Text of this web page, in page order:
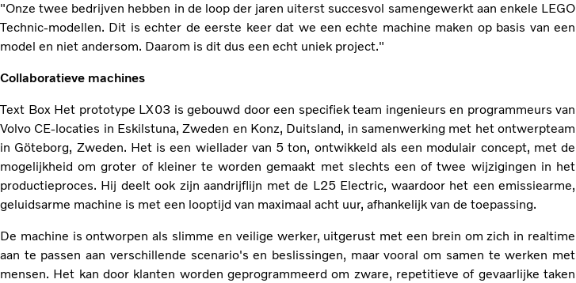
"Onze twee bedrijven hebben in de loop der jaren uiterst succesvol samengewerkt aan enkele LEGO
Technic-modellen. Dit is echter de eerste keer dat we een echte machine maken op basis van een
model en niet andersom. Daarom is dit dus een echt uniek project."
Collaboratieve machines
Text Box Het prototype LX03 is gebouwd door een specifiek team ingenieurs en programmeurs van
Volvo CE-locaties in Eskilstuna, Zweden en Konz, Duitsland, in samenwerking met het ontwerpteam
in Göteborg, Zweden. Het is een wiellader van 5 ton, ontwikkeld als een modulair concept, met de
mogelijkheid om groter of kleiner te worden gemaakt met slechts een of twee wijzigingen in het
productieproces. Hij deelt ook zijn aandrijflijn met de L25 Electric, waardoor het een emissiearme,
geluidsarme machine is met een looptijd van maximaal acht uur, afhankelijk van de toepassing.
De machine is ontworpen als slimme en veilige werker, uitgerust met een brein om zich in realtime
aan te passen aan verschillende scenario's en beslissingen, maar vooral om samen te werken met
mensen. Het kan door klanten worden geprogrammeerd om zware, repetitieve of gevaarlijke taken